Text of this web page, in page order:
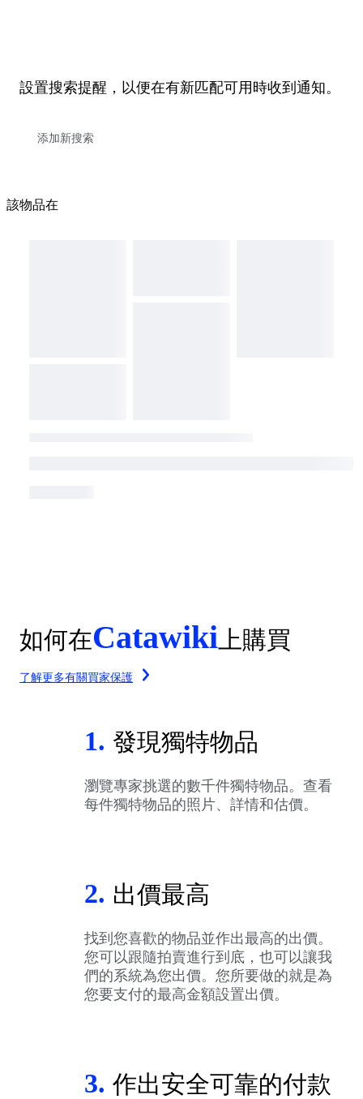
設置搜索提醒，以便在有新匹配可用時收到通知。
該物品在
如何在Catawiki 上購買
了解更多有關買家保護
1. 發現獨特物品
瀏覽專家挑選的數千件獨特物品。查看
每件獨特物品的照片、詳情和估價。
2. 出價最高
找到您喜歡的物品並作出最高的出價。
您可以跟隨拍賣進行到底，也可以讓我
們的系統為您出價。您所要做的就是為
您要支付的最高金額設置出價。
3. 作出安全可靠的付款